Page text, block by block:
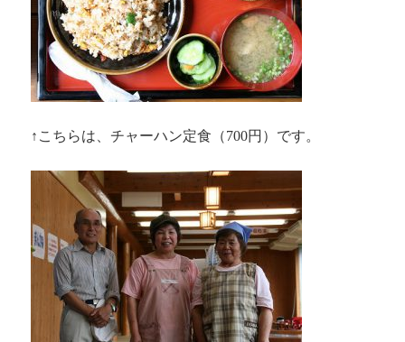
↑こちらは、チャーハン定食（700円）です。